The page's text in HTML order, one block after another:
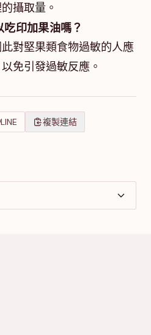
攝取量。
印加果油嗎？
對堅果類食物過敏的人應
免引發過敏反應。
LINE 複製連結